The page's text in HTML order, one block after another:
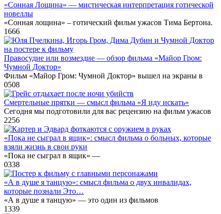
«Сонная Лощина» — мистическая интерпретация готической
новеллы
«Сонная лощина» – готический фильм ужасов Тима Бертона.
1666
Правосудие или возмездие — обзор фильма «Майор Гром:
Чумной Доктор»
Фильм «Майор Гром: Чумной Доктор» вышел на экраны в
0508
Смертельные прятки — смысл фильма «Я иду искать»
Сегодня мы подготовили для вас рецензию на фильм ужасов
2256
«Пока не сыграл в ящик»: смысл фильма о больных, которые
взяли жизнь в свои руки
«Пока не сыграл в ящик» —
0338
«А в душе я танцую»: смысл фильма о двух инвалидах,
которые познали Это…
«А в душе я танцую» — это один из фильмов
1339